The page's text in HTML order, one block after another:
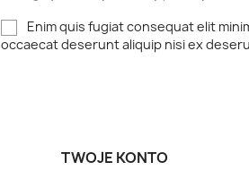
Enim quis fugiat consequat elit
occaecat deserunt aliquip nisi ex
TWOJE KONTO